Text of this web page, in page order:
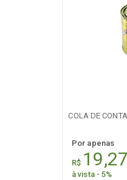
COLA DE
Por apenas
R$ 19,27
à vista - 5%